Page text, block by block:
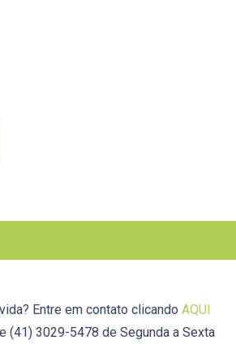
Entre em contato clicando AQUI
(41) 3029-5478 de Segunda a Sexta